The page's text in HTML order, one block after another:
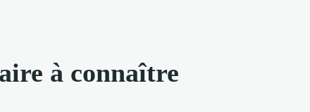
à connaître